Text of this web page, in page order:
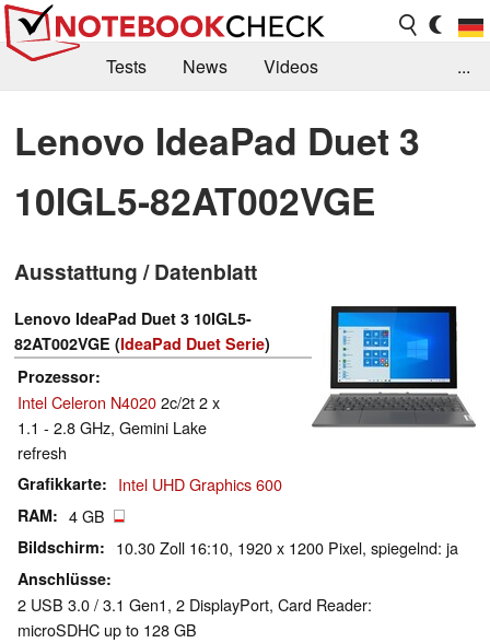
Tests News
Videos
Kaufberatung
Deals Suche
Jobs
Forum
...
Lenovo IdeaPad Duet 3
10IGL5-82AT002VGE
Ausstattung / Datenblatt
Lenovo IdeaPad Duet 3 10IGL5-
82AT002VGE (IdeaPad Duet Serie)
Prozessor
Intel Celeron N40202c/2t 2 x
1.1 - 2.8 GHz, Gemini Lake
refresh
Grafikkarte Intel UHD Graphics 600
RAM 4 GB
Bildschirm 10.30 Zoll 16:10, 1920 x 1200 Pixel, spiegelnd: ja
Anschlüsse
2 USB 3.0 / 3.1 Gen1, 2 DisplayPort, Card Reader:
microSDHC up to 128 GB